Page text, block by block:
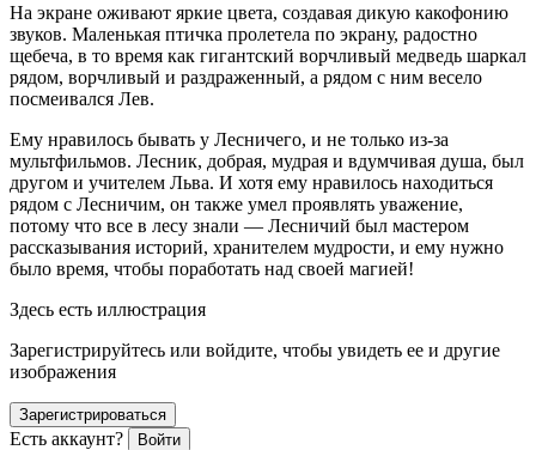
На экране оживают яркие цвета, создавая дикую какофонию
звуков. Маленькая птичка пролетела по экрану, радостно
щебеча, в то время как гигантский ворчливый медведь шаркал
рядом, ворчливый и раздраженный, а рядом с ним весело
посмеивался Лев.
Ему нравилось бывать у Лесничего, и не только из-за
мультфильмов. Лесник, добрая, мудрая и вдумчивая душа, был
другом и учителем Льва. И хотя ему нравилось находиться
рядом с Лесничим, он также умел проявлять уважение,
потому что все в лесу знали — Лесничий был мастером
рассказывания историй, хранителем мудрости, и ему нужно
было время, чтобы поработать над своей магией!
Здесь есть иллюстрация
Зарегистрируйтесь или войдите, чтобы увидеть ее и другие
изображения
Зарегистрироваться
Есть аккаунт? Войти